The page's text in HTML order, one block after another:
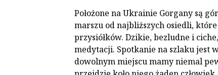
Położone na Ukrainie Gorgany są
marszu od najbliższych osiedli,
przysiółków. Dzikie, bezludne i
medytacji. Spotkanie na szlaku jest
dowolnym miejscu mamy niemal